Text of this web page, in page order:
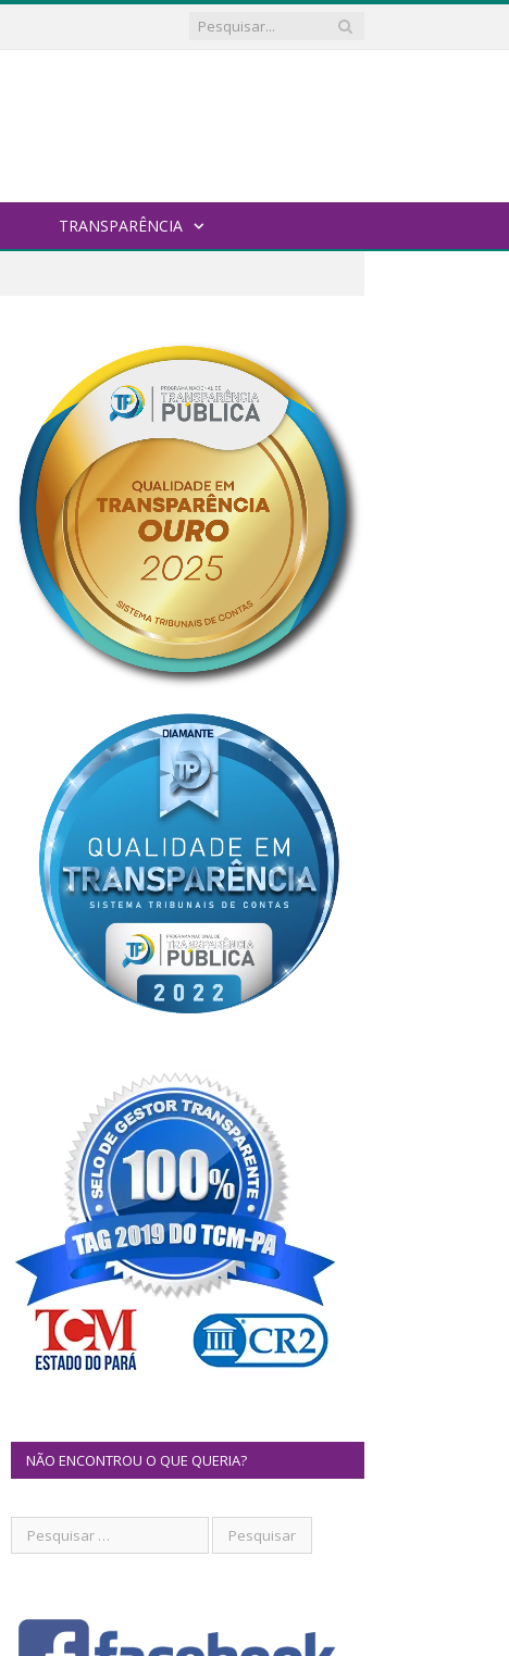
TRANSPARÊNCIA
NÃO ENCONTROU O QUE QUERIA?